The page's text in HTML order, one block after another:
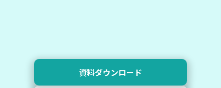
資料ダウンロード